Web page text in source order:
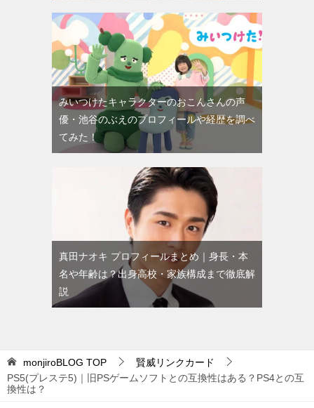
みいつけたキャラクターのおこんさんの声
優・池谷のぶえのプロフィールや経歴を調べ
てみた！
真田ナオキ プロフィールまとめ｜身長・本
名や年齢は？出身高校・家族構成まで徹底解
説
monjiroBLOG TOP
賢威リンクカード
PS5(プレステ5)｜旧PSゲームソフトとの互換性はある？PS4との互
換性は？